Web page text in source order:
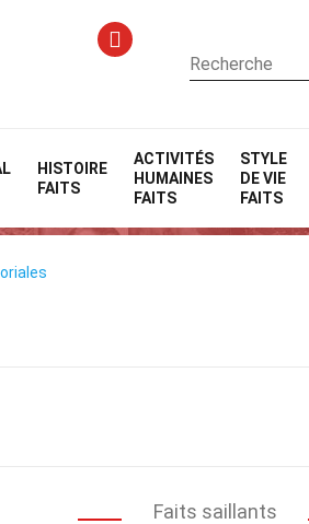
HISTOIRE
FAITS
ACTIVITÉS
HUMAINES
FAITS
STYLE
DE VIE
FAITS
Faits saillants